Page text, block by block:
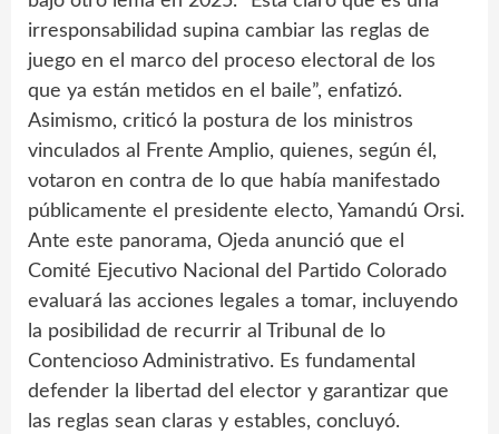
irresponsabilidad supina cambiar las reglas de
juego en el marco del proceso electoral de los
que ya están metidos en el baile”, enfatizó.
Asimismo, criticó la postura de los ministros
vinculados al Frente Amplio, quienes, según él,
votaron en contra de lo que había manifestado
públicamente el presidente electo, Yamandú Orsi.
Ante este panorama, Ojeda anunció que el
Comité Ejecutivo Nacional del Partido Colorado
evaluará las acciones legales a tomar, incluyendo
la posibilidad de recurrir al Tribunal de lo
Contencioso Administrativo. Es fundamental
defender la libertad del elector y garantizar que
las reglas sean claras y estables, concluyó.